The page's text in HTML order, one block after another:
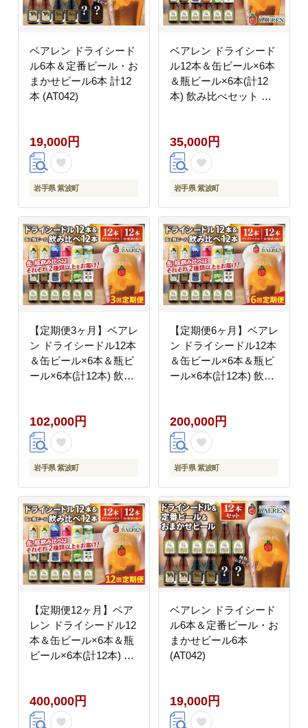
ベアレン ドライシード
ル6本＆定番ビール・お
まかせビール6本 計12
本 (AT042)
19,000円
岩手県 紫波町
ベアレン ドライシード
ル12本＆缶ビール×6本
＆瓶ビール×6本(計12
本) 飲み比べセット 計
35,000円
岩手県 紫波町
【定期便3ヶ月】ベアレ
ン ドライシードル12本
＆缶ビール×6本＆瓶ビ
ール×6本(計12本) 飲み
102,000円
岩手県 紫波町
【定期便6ヶ月】ベアレ
ン ドライシードル12本
＆缶ビール×6本＆瓶ビ
ール×6本(計12本) 飲み
200,000円
岩手県 紫波町
【定期便12ヶ月】ベア
レン ドライシードル12
本＆缶ビール×6本＆瓶
ビール×6本(計12本) 飲
400,000円
ベアレン ドライシード
ル6本＆定番ビール・お
まかせビール6本
(AT042)
19,000円